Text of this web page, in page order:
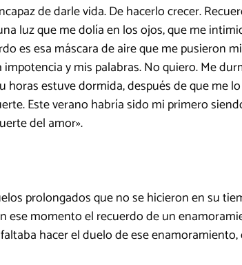
de darle vida. De hacerlo crecer.
luz que me dolía en los ojos, que me
es esa máscara de aire que me pusieron
y mis palabras. No quiero. Me
estuve dormida, después de que me
Este verano habría sido mi primero
del amor».
prolongados que no se hicieron en su
ese momento el recuerdo de un
hacer el duelo de ese